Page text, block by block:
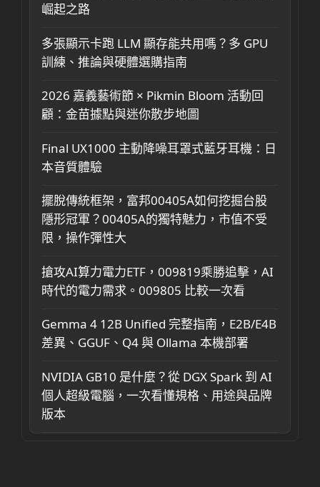
崛起之路
多張顯示卡跑 LLM 顯存能共用嗎？多 GPU
訓練、推論與硬體選購指南
2026 嘉義藝術節 × Pikmin Bloom 活動回
顧：金苗據點與迷你散步地圖
Final UX1000 主動降噪耳罩式藍牙耳機：日
本音質體驗
擺脫傳統框架，富邦00405A如何挖掘台股
隱形冠軍？00405A的獨特魅力，市值不受
限，操作彈性大
搶攻AI算力電力ETF，009819乘勝追擊，AI
時代的電力需求。009805 比較一次看
Gemma 4 12B Unified 完整指南，E2B/E4B
差異、GGUF、Q4 與 Ollama 本機部署
NVIDIA GB10 是什麼？從 DGX Spark 到 AI
個人超級電腦，一次看懂規格、用途與品牌
版本